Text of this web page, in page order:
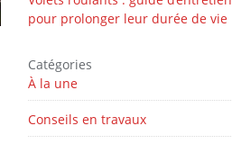
pour prolonger leur durée de vie
Catégories
À la une
Conseils en travaux